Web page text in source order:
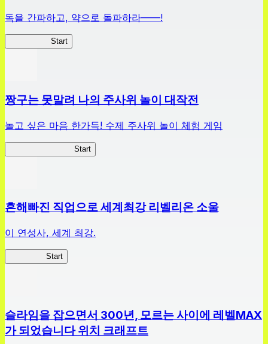
독을 간파하고, 약으로 돌파하라——!
Start
짱구는 못말려 나의 주사위 놀이 대작전
놀고 싶은 마음 한가득! 수제 주사위 놀이 체험 게임
Start
흔해빠진 직업으로 세계최강 리벨리온 소울
이 연성사, 세계 최강.
Start
슬라임을 잡으면서 300년, 모르는 사이에 레벨MAX
가 되었습니다 위치 크래프트